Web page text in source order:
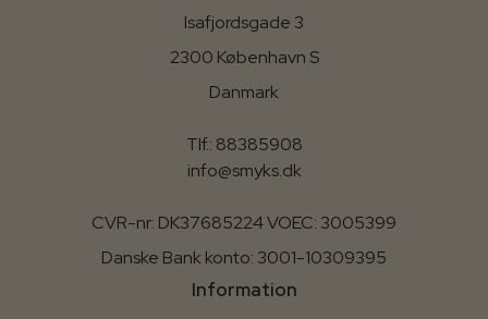
Isafjordsgade 3
2300 København S
Danmark
Tlf.: 88385908
info@smyks.dk
CVR-nr: DK37685224 VOEC: 3005399
Danske Bank konto: 3001-10309395
Information